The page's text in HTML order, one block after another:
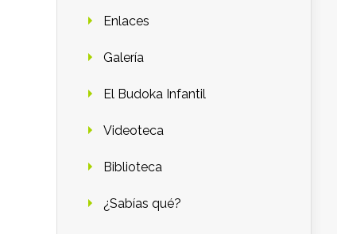
Enlaces
Galería
El Budoka Infantil
Videoteca
Biblioteca
¿Sabías qué?